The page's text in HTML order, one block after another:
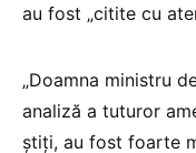
au fost „citite cu
„Doamna ministru
analiză a tuturor
știți, au fost foarte